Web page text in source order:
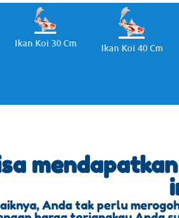
Ikan Koi 30 Cm Ikan Koi 40 Cm
Anda tak perlu